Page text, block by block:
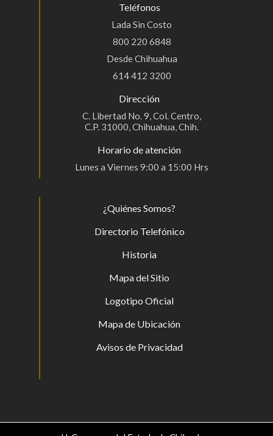
Teléfonos
Lada Sin Costo
800 220 6848
Desde Chihuahua
614 412 3200
Dirección
C. Libertad No. 9, Col. Centro,
C.P. 31000, Chihuahua, Chih.
Horario de atención
Lunes a Viernes 9:00 a 15:00 Hrs
¿Quiénes Somos?
Directorio Telefónico
Historia
Mapa del Sitio
Logotipo Oficial
Mapa de Ubicación
Avisos de Privacidad